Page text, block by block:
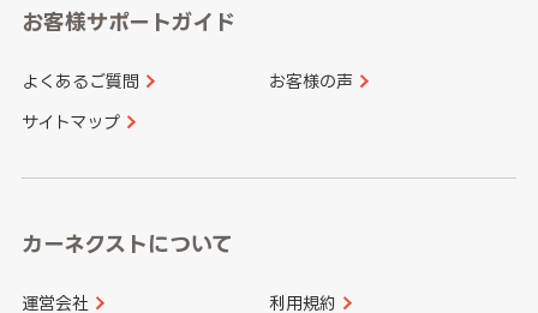
愛知県
和歌山県
山口県
香川県 愛媛県
長崎県
大分県 宮崎県
お客様サポートガイド
よくあるご質問 お客様の声
サイトマップ
カーネクストについて
運営会社 利用規約